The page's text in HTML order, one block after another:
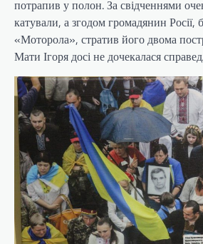
потрапив у полон. За свідченнями
катували, а згодом громадянин
«Моторола», стратив його двома
Мати Ігоря досі не дочекалася